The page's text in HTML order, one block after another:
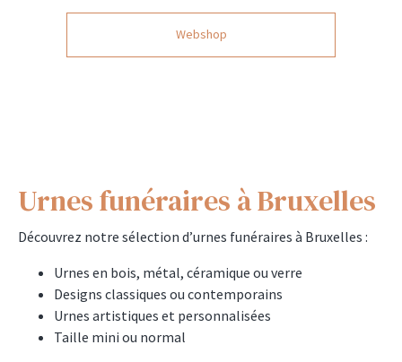
Webshop
Urnes funéraires à Bruxelles
Découvrez notre sélection d’urnes funéraires à Bruxelles :
Urnes en bois, métal, céramique ou verre
Designs classiques ou contemporains
Urnes artistiques et personnalisées
Taille mini ou normal